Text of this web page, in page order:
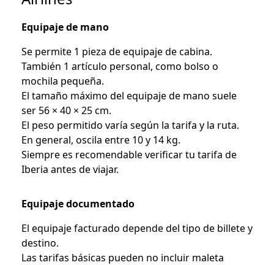
Equipaje de mano
Se permite 1 pieza de equipaje de cabina.
También 1 artículo personal, como bolso o
mochila pequeña.
El tamaño máximo del equipaje de mano suele
ser 56 × 40 × 25 cm.
El peso permitido varía según la tarifa y la ruta.
En general, oscila entre 10 y 14 kg.
Siempre es recomendable verificar tu tarifa de
Iberia antes de viajar.
Equipaje documentado
El equipaje facturado depende del tipo de billete y
destino.
Las tarifas básicas pueden no incluir maleta